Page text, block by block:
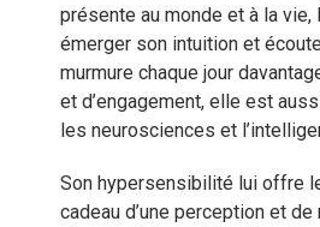
présente au monde et à la vie,
émerger son intuition et
murmure chaque jour
et d’engagement, elle est
les neurosciences et
Son hypersensibilité lui offre
cadeau d’une perception et